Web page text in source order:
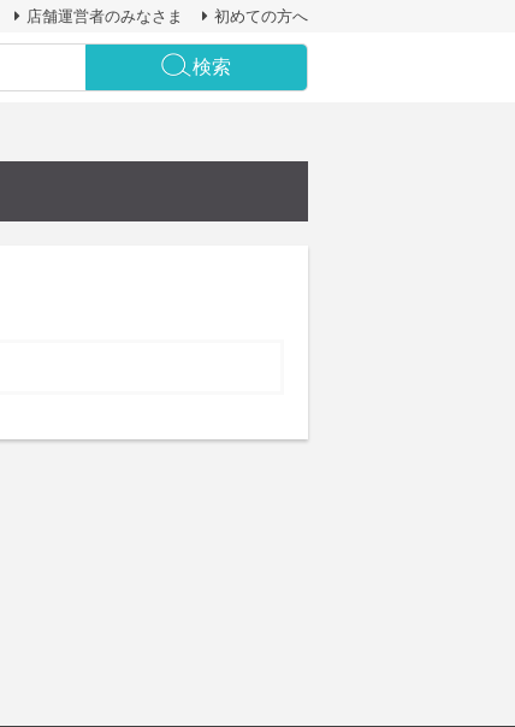
店舗運営者のみなさま 初めての方へ
検索